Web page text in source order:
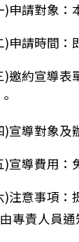
：函轉有
)申請對象：
)申請時間：
)邀約宣導表
)宣導對象及
)宣導費用：
)注意事項：
專責人員通